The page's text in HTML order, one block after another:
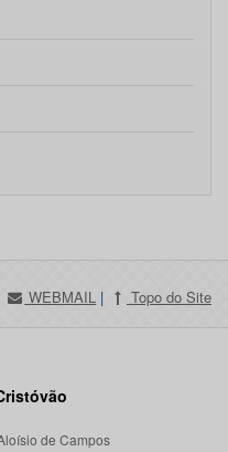
WEBMAIL | Topo do Site
de Campos